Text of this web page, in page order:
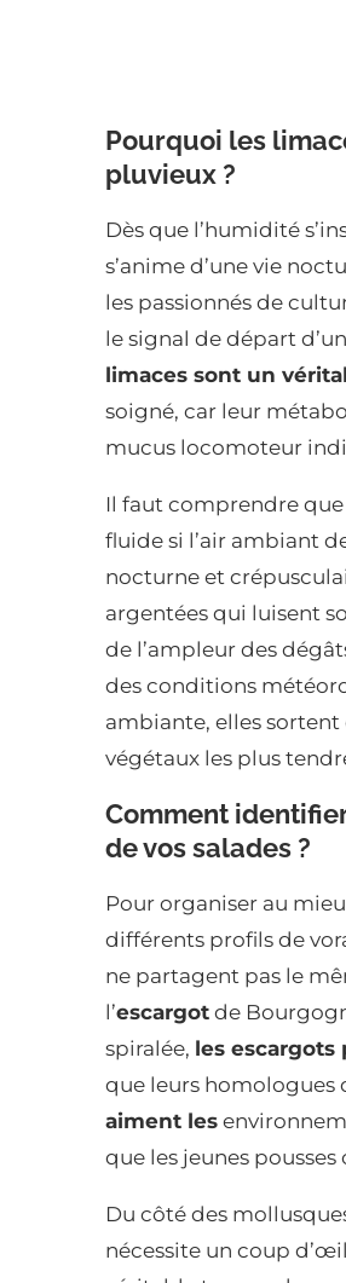
Pourquoi les
pluvieux ?
Dès que l’humidité
s’anime d’une vie
les passionnés de
le signal de départ
limaces sont un
soigné, car leur
mucus locomoteur
Il faut comprendre que
fluide si l’air ambiant
nocturne et
argentées qui luisent
de l’ampleur des
des conditions
ambiante, elles sortent
végétaux les plus
Comment
de vos salades ?
Pour organiser au
différents profils de
ne partagent pas le
l’escargot de
spiralée, les escargots
que leurs homologues
aiment les
que les jeunes
Du côté des
nécessite un coup